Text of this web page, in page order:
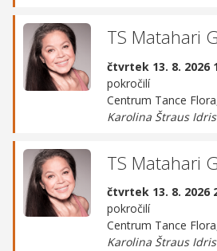
TS Matahari
čtvrtek 13. 8. 2026
pokročilí
Centrum Tance
Karolina Štraus Idris
TS Matahari
čtvrtek 13. 8. 2026
pokročilí
Centrum Tance
Karolina Štraus Idris